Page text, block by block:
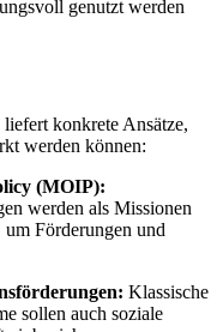
genutzt werden
liefert konkrete Ansätze,
werden können:
(MOIP):
werden als Missionen
Förderungen und
Klassische
sollen auch soziale